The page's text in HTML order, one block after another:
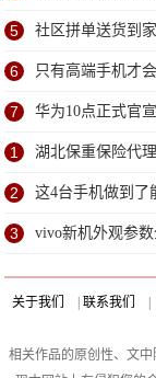
5 社区拼单送货到
6 只有高端手机才
7 华为10点正式官
1 湖北保重保险代
2 这4台手机做到了
3 vivo新机外观参
关于我们 | 联系我们
相关作品的原创性、文